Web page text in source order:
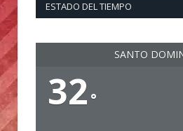
ESTADO DEL TIEMPO
SANTO
32 °